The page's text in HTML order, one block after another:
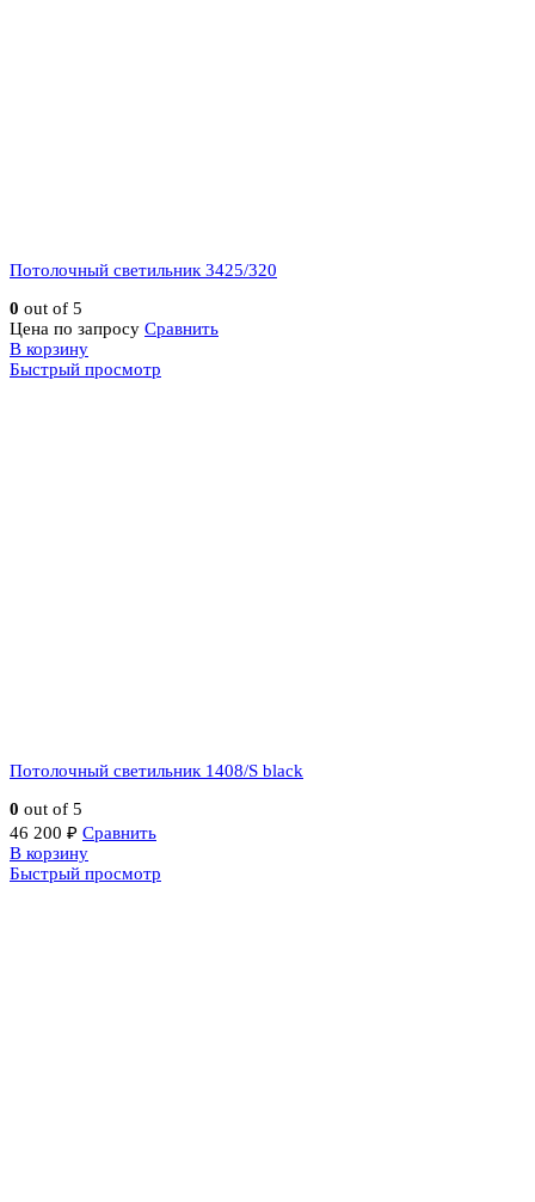
Потолочный светильник 3425/320
0 out of 5
Цена по запросу Сравнить
В корзину
Быстрый просмотр
Потолочный светильник 1408/S black
0 out of 5
46 200 ₽ Сравнить
В корзину
Быстрый просмотр